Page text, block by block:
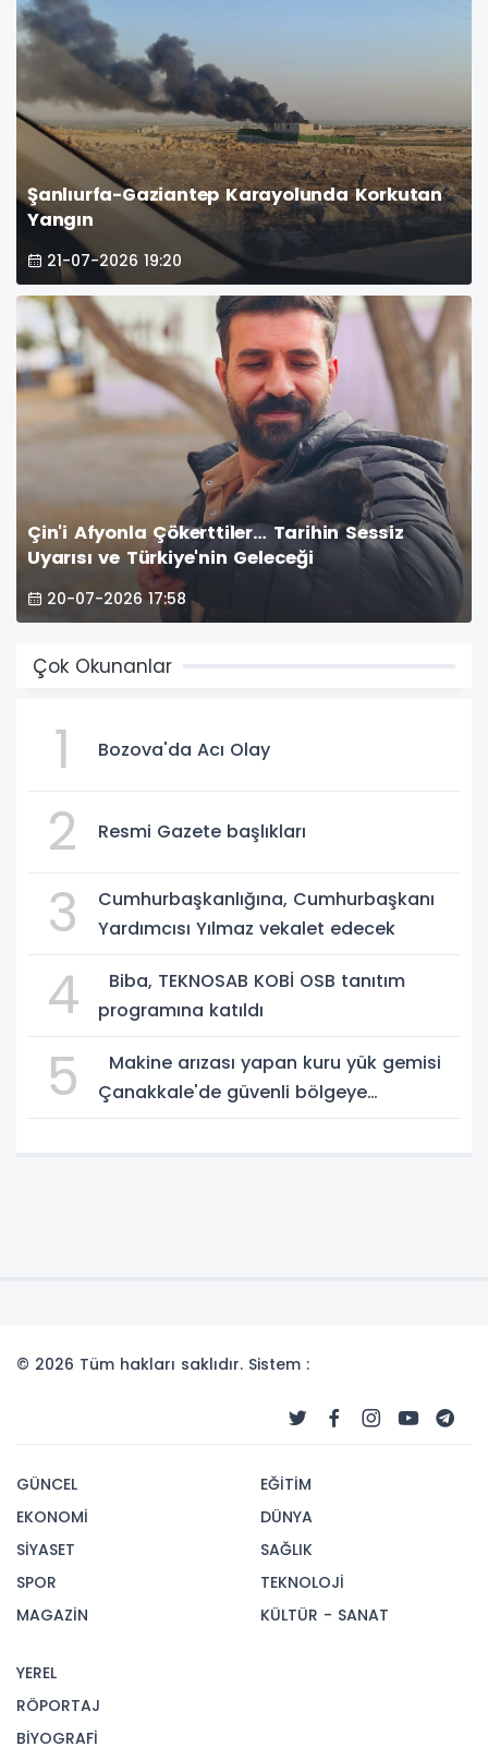
Şanlıurfa-Gaziantep Karayolunda Korkutan
Yangın
21-07-2026 19:20
Çin'i Afyonla Çökerttiler… Tarihin Sessiz
Uyarısı ve Türkiye'nin Geleceği
20-07-2026 17:58
Çok Okunanlar
1 Bozova'da Acı Olay
2 Resmi Gazete başlıkları
3
Cumhurbaşkanlığına, Cumhurbaşkanı
Yardımcısı Yılmaz vekalet edecek
4
Biba, TEKNOSAB KOBİ OSB tanıtım
programına katıldı
5
Makine arızası yapan kuru yük gemisi
Çanakkale'de güvenli bölgeye
© 2026 Tüm hakları saklıdır. Sistem :
GÜNCEL
EKONOMİ
SİYASET
SPOR
MAGAZİN
EĞİTİM
DÜNYA
SAĞLIK
TEKNOLOJİ
KÜLTÜR - SANAT
YEREL
RÖPORTAJ
BİYOGRAFİ